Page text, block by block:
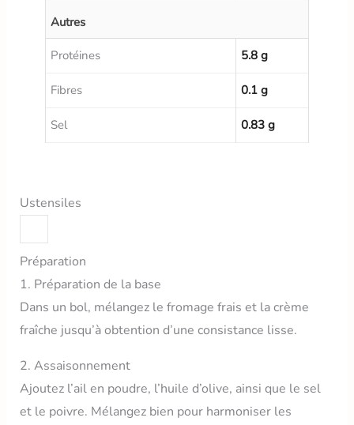
Autres
Protéines 5.8 g
Fibres 0.1 g
Sel 0.83 g
Ustensiles
Préparation
1. Préparation de la base
Dans un bol, mélangez le fromage frais et la crème
fraîche jusqu’à obtention d’une consistance lisse.
2. Assaisonnement
Ajoutez l’ail en poudre, l’huile d’olive, ainsi que le sel
et le poivre. Mélangez bien pour harmoniser les